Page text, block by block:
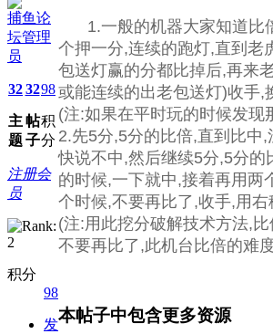
捕鱼论
坛管理
员
32
主
题
32
帖
子
98
积
分
注册会
员
积分
98
发
1.一般的机器大家知道比
个押一分,连续的跑灯,直到老
包送灯赢的分都比掉后,再来
或能连续的出老包送灯)收手,
(注:如果在平时玩的时候发
2.先5分,5分的比倍,直到比中
快说不中,然后继续5分,5分
的时候,一下就中,接着再用两
个时候,不要再比了,收手,用
(注:用此挖分破解技术方法,
不要再比了,此机台比倍的难
本帖子中包含更多资源